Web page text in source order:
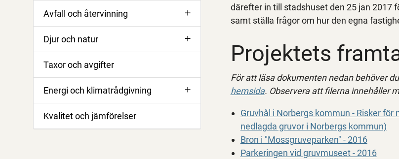
Avfall och återvinning
Djur och natur
Taxor och avgifter
Energi och klimatrådgivning
Kvalitet och jämförelser
därefter in till stadshuset den 25 jan
samt ställa frågor om hur den egna
Projektets
För att läsa dokumenten nedan behöver
hemsida. Observera att filerna innehåller
Gruvhål i Norbergs kommun - Risker
nedlagda gruvor i Norbergs kommun)
Bron i "Mossgruveparken" - 2016
Parkeringen vid gruvmuseet - 2016